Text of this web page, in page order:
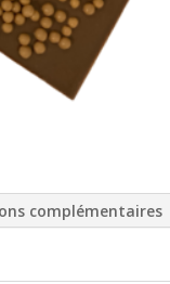
complémentaires